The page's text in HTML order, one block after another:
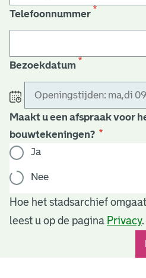
Telefoonnummer
Bezoekdatum
Maakt u een afspraak voor
bouwtekeningen?
Ja
Nee
Hoe het stadsarchief
leest u op de pagina Privacy.